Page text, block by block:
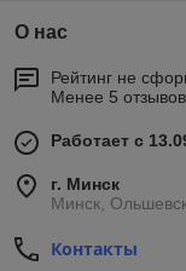
О нас
Рейтинг не
Менее 5
Работает с
г. Минск
Минск,
Контакты